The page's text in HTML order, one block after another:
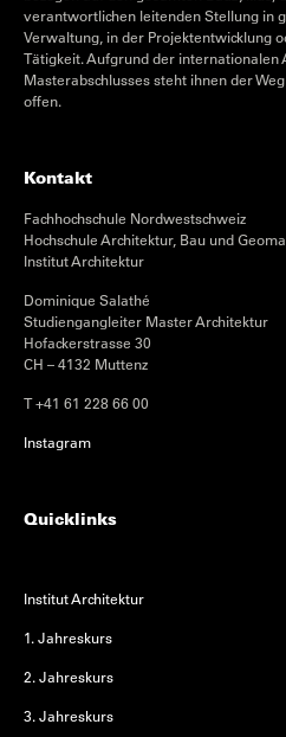
verantwortlichen leitenden Stellung in
Verwaltung, in der Projektentwicklung
Tätigkeit. Aufgrund der internationalen
Masterabschlusses steht ihnen der
offen.
Kontakt
Fachhochschule Nordwestschweiz
Hochschule Architektur, Bau und
Institut Architektur
Dominique Salathé
Studiengangleiter Master Architektur
Hofackerstrasse 30
CH – 4132 Muttenz
T +41 61 228 66 00
Instagram
Quicklinks
Institut Architektur
1. Jahreskurs
2. Jahreskurs
3. Jahreskurs